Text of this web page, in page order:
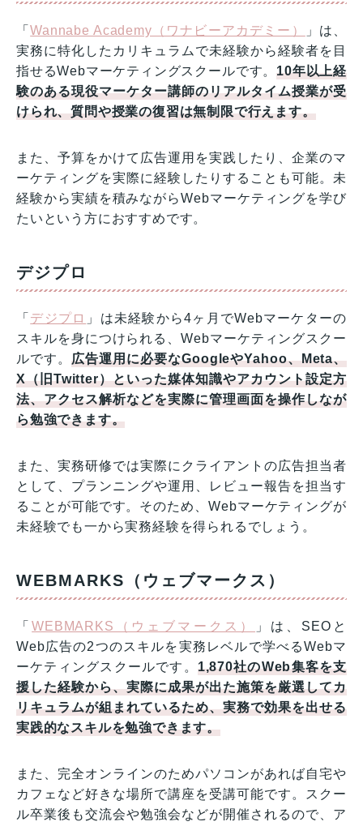
「Wannabe Academy（ワナビーアカデミー）
」は、
実務に特化したカリキュラムで未経験から経験者を目
指せるWebマーケティングスクールです。10年以上経
験のある現役マーケター講師のリアルタイム授業が受
けられ、質問や授業の復習は無制限で行えます。
また、予算をかけて広告運用を実践したり、企業のマ
ーケティングを実際に経験したりすることも可能。未
経験から実績を積みながらWebマーケティングを学び
たいという方におすすめです。
デジプロ
「 デジプロ 」は未経験から4ヶ月でWebマーケターの
スキルを身につけられる、Webマーケティングスクー
ルです。広告運用に必要なGoogleやYahoo、Meta、
X（旧Twitter）といった媒体知識やアカウント設定方
法、アクセス解析などを実際に管理画面を操作しなが
ら勉強できます。
また、実務研修では実際にクライアントの広告担当者
として、プランニングや運用、レビュー報告を担当す
ることが可能です。そのため、Webマーケティングが
未経験でも一から実務経験を得られるでしょう。
WEBMARKS（ウェブマークス）
「WEBMARKS（ウェブマークス）
」は、SEOと
Web広告の2つのスキルを実務レベルで学べるWebマ
ーケティングスクールです。 1,870社のWeb集客を支
援した経験から、実際に成果が出た施策を厳選してカ
リキュラムが組まれているため、実務で効果を出せる
実践的なスキルを勉強できます。
また、完全オンラインのためパソコンがあれば自宅や
カフェなど好きな場所で講座を受講可能です。スクー
ル卒業後も交流会や勉強会などが開催されるので、ア